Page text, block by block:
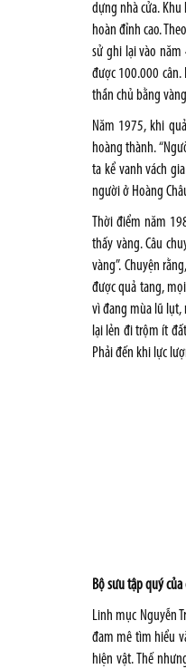
dựng nhà cửa.
hoàn đỉnh cao.
sử ghi lại vào năm
được 100.000
thần chủ bằng
Năm 1975, khi
hoàng thành.
ta kể vanh vách
người ở Hoàng
Thời điểm năm
thấy vàng. Câu
vàng”. Chuyện
được quả tang,
vì đang mùa lũ lụt,
lại lẻn đi trộm ít
Phải đến khi lực
Bộ sưu tập quý của
Linh mục Nguyễn
đam mê tìm hiểu
hiện vật. Thế